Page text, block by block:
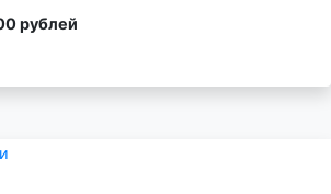
рублей